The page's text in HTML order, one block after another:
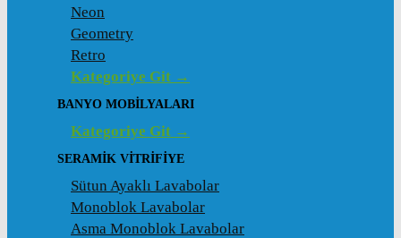
Neon
Geometry
Retro
Kategoriye Git →
BANYO MOBILYALARI
Kategoriye Git →
SERAMIK VITRIFIYE
Sütun Ayaklı Lavabolar
Monoblok Lavabolar
Asma Monoblok Lavabolar